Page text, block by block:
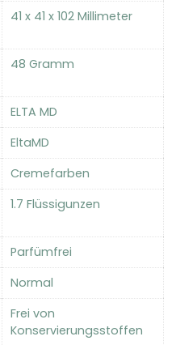
‎41 x 41 x 102 Millimeter
‎48 Gramm
‎ELTA MD
‎EltaMD
‎Cremefarben
‎1.7 Flüssigunzen
‎Parfümfrei
‎Normal
‎Frei von
Konservierungsstoffen